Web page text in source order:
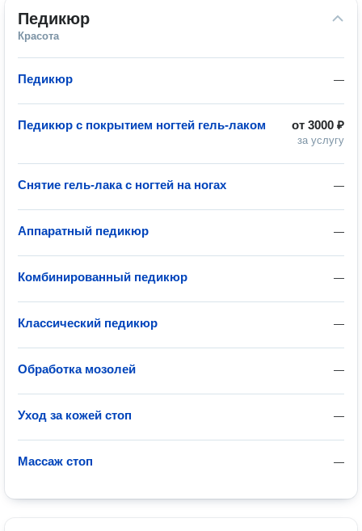
Педикюр
Красота
—
Педикюр
от 3000 ₽
за услугу
Педикюр с покрытием ногтей гель-лаком
—
Снятие гель-лака с ногтей на ногах
—
Аппаратный педикюр
—
Комбинированный педикюр
—
Классический педикюр
—
Обработка мозолей
—
Уход за кожей стоп
—
Массаж стоп